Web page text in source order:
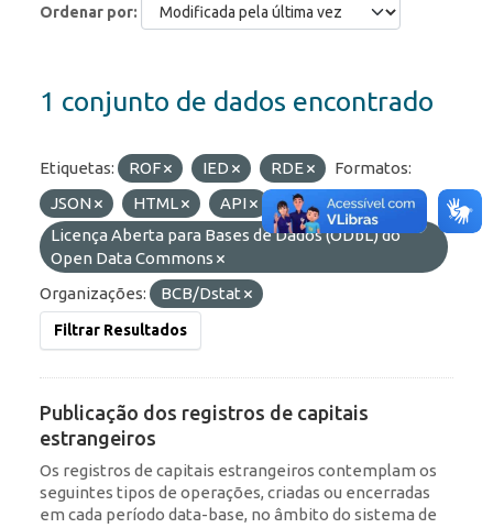
Ordenar por
1 conjunto de dados encontrado
Etiquetas: ROF IED RDE
Formatos:
JSON
HTML API
Licenças:
Licença Aberta para Bases de Dados (ODbL) do
Open Data Commons
Organizações:
BCB/Dstat
Filtrar Resultados
Publicação dos registros de capitais
estrangeiros
Os registros de capitais estrangeiros contemplam os
seguintes tipos de operações, criadas ou encerradas
em cada período data-base, no âmbito do sistema de